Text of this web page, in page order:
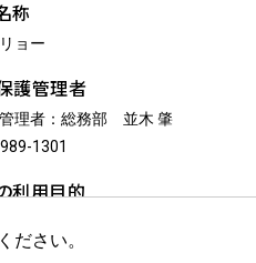
称
ョー
護管理者
理者：総務部 並木 肇
1301
利用目的
ださい。